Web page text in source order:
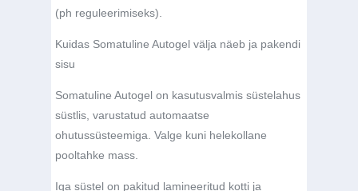
(ph reguleerimiseks).
Kuidas Somatuline Autogel välja näeb ja pakendi
sisu
Somatuline Autogel on kasutusvalmis süstelahus
süstlis, varustatud automaatse
ohutussüsteemiga. Valge kuni helekollane
pooltahke mass.
Iga süstel on pakitud lamineeritud kotti ja